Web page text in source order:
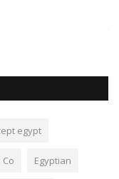
egypt
Co Egyptian